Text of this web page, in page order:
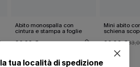
Abito monospalla con
cintura e stampa a foglie
26,90 €
Mini abito
schiena
26,00 €
tua località di spedizione